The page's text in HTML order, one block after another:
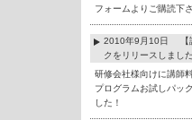
フォームよりご購読下さ
2010年9月10日 【
クをリリースしました
研修会社様向けに講師
プログラムお試しパッ
した！